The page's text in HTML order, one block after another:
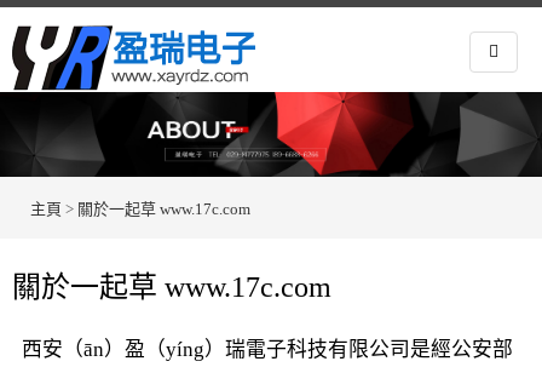
主頁 > 關於一起草 www.17c.com
關於一起草 www.17c.com
西安（ān）盈（yíng）瑞電子科技有限公司是經公安部